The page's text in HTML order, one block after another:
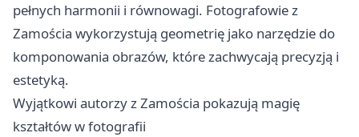
pełnych harmonii i równowagi. Fotografowie z
Zamościa wykorzystują geometrię jako narzędzie do
komponowania obrazów, które zachwycają precyzją i
estetyką.
Wyjątkowi autorzy z Zamościa pokazują magię
kształtów w fotografii